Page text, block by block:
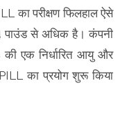
का परीक्षण फिलहाल ऐसे
पाउंड से अधिक है। कंपनी
एक निर्धारित आयु और
का प्रयोग शुरू किया